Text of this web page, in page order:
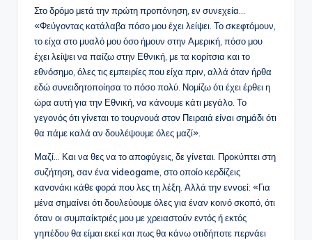
Στο δρόμο μετά την πρώτη προπόνηση, εν συνεχεία…
«Φεύγοντας κατάλαβα πόσο μου έχει λείψει. Το σκεφτόμουν,
το είχα στο μυαλό μου όσο ήμουν στην Αμερική, πόσο μου
έχει λείψει να παίζω στην Εθνική, με τα κορίτσια και το
εθνόσημο, όλες τις εμπειρίες που είχα πριν, αλλά όταν ήρθα
εδώ συνειδητοποίησα το πόσο πολύ. Νομίζω ότι έχει έρθει η
ώρα αυτή για την Εθνική, να κάνουμε κάτι μεγάλο. Το
γεγονός ότι γίνεται το τουρνουά στον Πειραιά είναι σημάδι ότι
θα πάμε καλά αν δουλέψουμε όλες μαζί».
Μαζί… Και να θες να το αποφύγεις, δε γίνεται. Προκύπτει στη
συζήτηση, σαν ένα videogame, στο οποίο κερδίζεις
κανονάκι κάθε φορά που λες τη λέξη. Αλλά την εννοεί: «Για
μένα σημαίνει ότι δουλεύουμε όλες για έναν κοινό σκοπό, ότι
όταν οι συμπαίκτριές μου με χρειαστούν εντός ή εκτός
γηπέδου θα είμαι εκεί και πως θα κάνω οτιδήποτε περνάει